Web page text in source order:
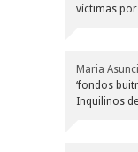
víctimas
Maria
‘fondos
Inquilinos